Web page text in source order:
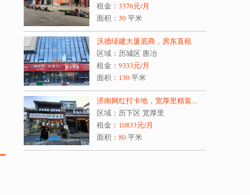
租金： 3376元/月
面积： 30平米
沃德绿建大厦底商，房东直租
区域：历城区 唐冶
租金： 9333元/月
面积： 130平米
济南网红打卡地，宽厚里精装...
区域：历下区 宽厚里
租金： 10833元/月
面积： 80平米